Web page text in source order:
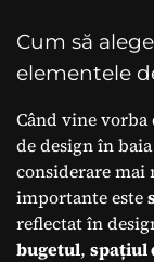
Cum să
elementele
Când vine vorba
de design în
considerare
importante este
reflectat în
bugetul, spațiul